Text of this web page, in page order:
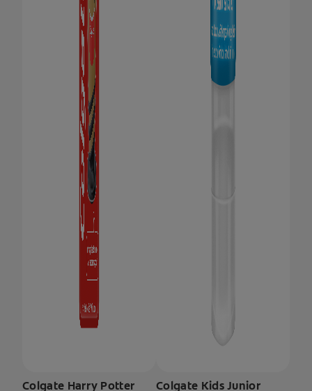
Colgate Harry Potter
Colgate Kids Junior